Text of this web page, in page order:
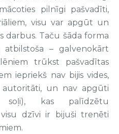
pilnīgi pašvadīti,
visu var apgūt un
darbus. Taču šāda forma
– galvenokārt
trūkst pašvadītas
iepriekš nav bijis vides,
un nav apgūti
soļi), kas palīdzētu
visu dzīvi ir bijuši trenēti